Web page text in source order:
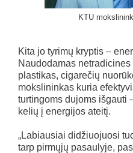
KTU
Kita jo tyrimų kryptis –
Naudodamas
plastikas, cigarečių
mokslininkas kuria
turtingoms dujoms išgauti
kelių į energijos ateitį.
„Labiausiai didžiuojuosi
tarp pirmųjų pasaulyje,